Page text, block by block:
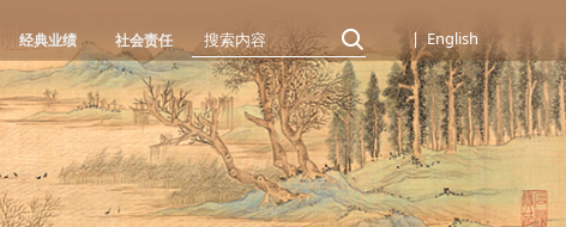
中文 | English
经典业绩 社会责任